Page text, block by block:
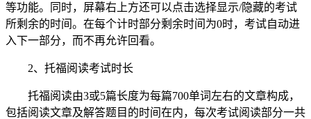
等功能。同时，屏幕右上方还可以点击选择显示/隐藏的考试
所剩余的时间。在每个计时部分剩余时间为0时，考试自动进
入下一部分，而不再允许回看。
2、托福阅读考试时长
托福阅读由3或5篇长度为每篇700单词左右的文章构成，
包括阅读文章及解答题目的时间在内，每次考试阅读部分一共